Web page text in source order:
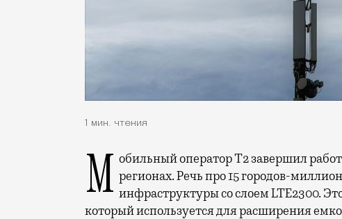
1 мин. чтения
Мобильный оператор Т2 завершил работы по увеличению скорости интернета в регионах. Речь про 15 городов-
инфраструктуры со слоем LTE2300.
который используется для расширения